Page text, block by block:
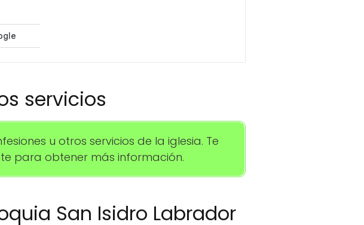
servicios
u otros servicios de la iglesia. Te
para obtener más información.
San Isidro Labrador